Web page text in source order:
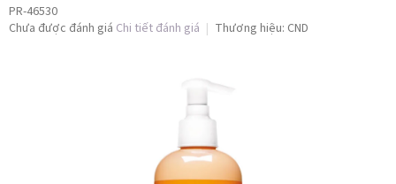
PR-46530
Đánh
Chưa được đánh giá Chi tiết đánh giá Thương hiệu: CND